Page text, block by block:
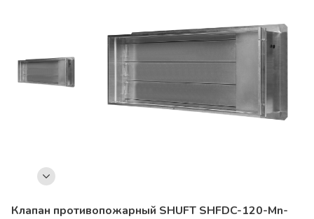
Клапан противопожарный SHUFT SHFDC-120-Mn-